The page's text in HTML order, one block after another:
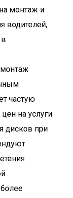
монтаж и
водителей,
частую
на услуги
дисков при